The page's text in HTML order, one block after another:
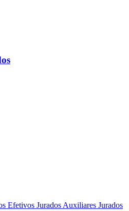
Efetivos Jurados Auxiliares Jurados